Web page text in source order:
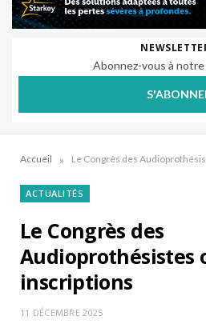
Abonnez-vous à
Accueil » Le Congrès des
ACTUALITÉS
Le Congrès des
Audioprothésistes
inscriptions
11 DÉCEMBRE 2025